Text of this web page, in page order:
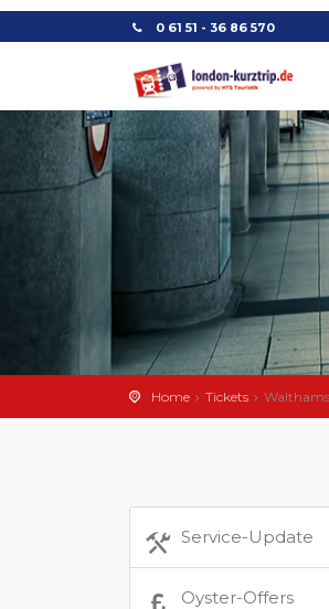
0 61 51 - 36 86 570
Home Tickets
Service-Update
Oyster-Offers